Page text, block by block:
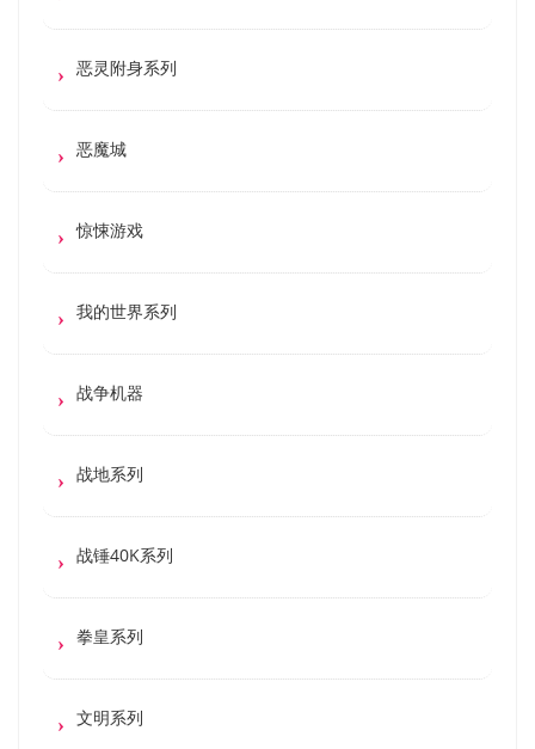
恶灵附身系列
恶魔城
惊悚游戏
我的世界系列
战争机器
战地系列
战锤40K系列
拳皇系列
文明系列